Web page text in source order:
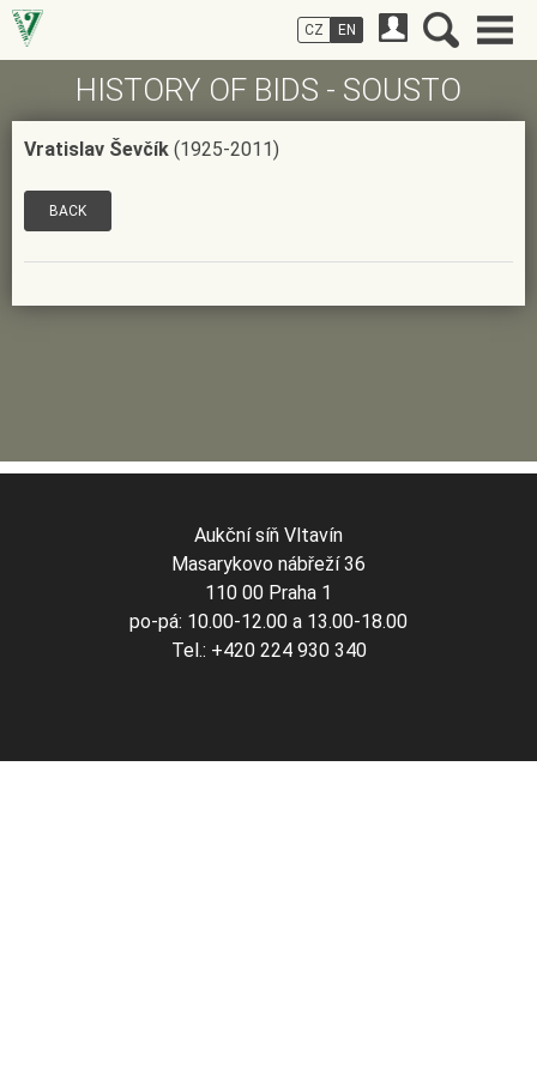
HISTORY OF BIDS - SOUSTO
Vratislav Ševčík (1925-2011)
BACK
CZ EN
Aukční síň Vltavín
Masarykovo nábřeží 36
110 00 Praha 1
po-pá: 10.00-12.00 a 13.00-18.00
Tel.: +420 224 930 340